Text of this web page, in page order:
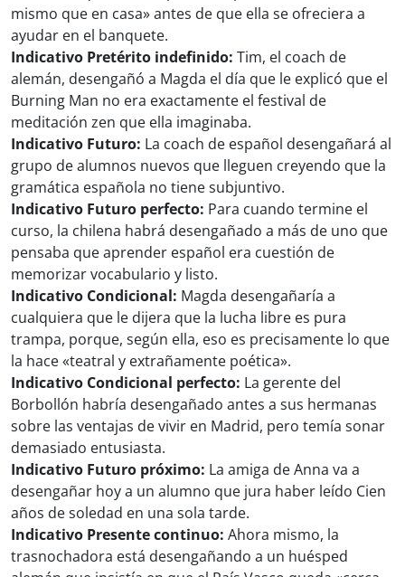
mismo que en casa» antes de que ella se ofreciera a
ayudar en el banquete.
Indicativo Pretérito indefinido: Tim, el coach de
alemán, desengañó a Magda el día que le explicó que el
Burning Man no era exactamente el festival de
meditación zen que ella imaginaba.
Indicativo Futuro: La coach de español desengañará al
grupo de alumnos nuevos que lleguen creyendo que la
gramática española no tiene subjuntivo.
Indicativo Futuro perfecto: Para cuando termine el
curso, la chilena habrá desengañado a más de uno que
pensaba que aprender español era cuestión de
memorizar vocabulario y listo.
Indicativo Condicional: Magda desengañaría a
cualquiera que le dijera que la lucha libre es pura
trampa, porque, según ella, eso es precisamente lo que
la hace «teatral y extrañamente poética».
Indicativo Condicional perfecto: La gerente del
Borbollón habría desengañado antes a sus hermanas
sobre las ventajas de vivir en Madrid, pero temía sonar
demasiado entusiasta.
Indicativo Futuro próximo: La amiga de Anna va a
desengañar hoy a un alumno que jura haber leído Cien
años de soledad en una sola tarde.
Indicativo Presente continuo: Ahora mismo, la
trasnochadora está desengañando a un huésped